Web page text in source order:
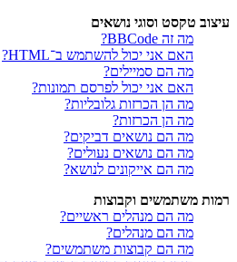
עיצוב טקסט וסוגי נושאים
מה זה BBCode?
האם אני יכול להשתמש ב־HTML?
מה הם סמיילים?
האם אני יכול לפרסם תמונות?
מה הן הכרזות גלובליות?
מה הן הכרזות?
מה הם נושאים דביקים?
מה הם נושאים נעולים?
מה הם אייקונים לנושא?
רמות משתמשים וקבוצות
מה הם מנהלים ראשיים?
מה הם מנהלים?
מה הם קבוצות משתמשים?